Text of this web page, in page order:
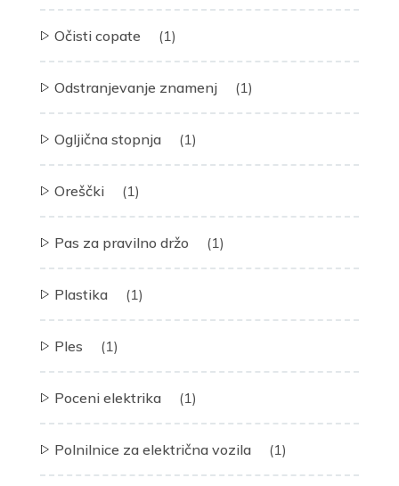
Očisti copate (1)
Odstranjevanje znamenj (1)
Ogljična stopnja (1)
Oreščki (1)
Pas za pravilno držo (1)
Plastika (1)
Ples (1)
Poceni elektrika (1)
Polnilnice za električna vozila (1)